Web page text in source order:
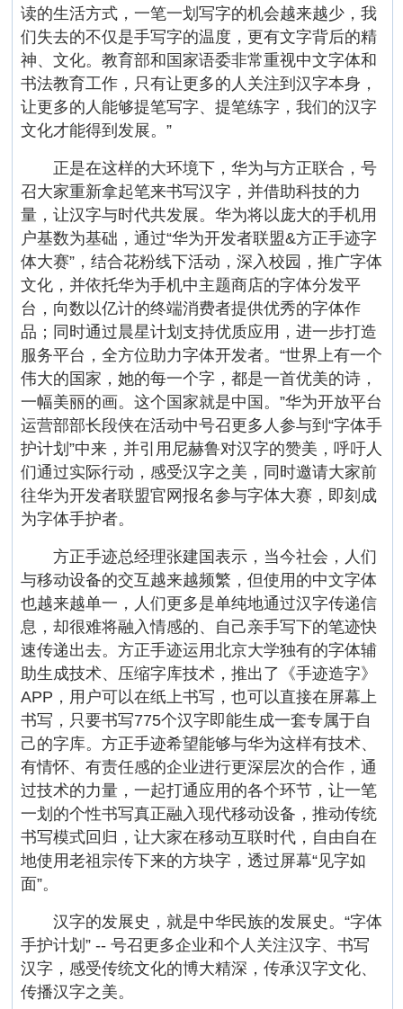
读的生活方式，一笔一划写字的机会越来越少，我
们失去的不仅是手写字的温度，更有文字背后的精
神、文化。教育部和国家语委非常重视中文字体和
书法教育工作，只有让更多的人关注到汉字本身，
让更多的人能够提笔写字、提笔练字，我们的汉字
文化才能得到发展。”
正是在这样的大环境下，华为与方正联合，号
召大家重新拿起笔来书写汉字，并借助科技的力
量，让汉字与时代共发展。华为将以庞大的手机用
户基数为基础，通过“华为开发者联盟&方正手迹字
体大赛”，结合花粉线下活动，深入校园，推广字体
文化，并依托华为手机中主题商店的字体分发平
台，向数以亿计的终端消费者提供优秀的字体作
品；同时通过晨星计划支持优质应用，进一步打造
服务平台，全方位助力字体开发者。“世界上有一个
伟大的国家，她的每一个字，都是一首优美的诗，
一幅美丽的画。这个国家就是中国。”华为开放平台
运营部部长段侠在活动中号召更多人参与到“字体手
护计划”中来，并引用尼赫鲁对汉字的赞美，呼吁人
们通过实际行动，感受汉字之美，同时邀请大家前
往华为开发者联盟官网报名参与字体大赛，即刻成
为字体手护者。
方正手迹总经理张建国表示，当今社会，人们
与移动设备的交互越来越频繁，但使用的中文字体
也越来越单一，人们更多是单纯地通过汉字传递信
息，却很难将融入情感的、自己亲手写下的笔迹快
速传递出去。方正手迹运用北京大学独有的字体辅
助生成技术、压缩字库技术，推出了《手迹造字》
APP，用户可以在纸上书写，也可以直接在屏幕上
书写，只要书写775个汉字即能生成一套专属于自
己的字库。方正手迹希望能够与华为这样有技术、
有情怀、有责任感的企业进行更深层次的合作，通
过技术的力量，一起打通应用的各个环节，让一笔
一划的个性书写真正融入现代移动设备，推动传统
书写模式回归，让大家在移动互联时代，自由自在
地使用老祖宗传下来的方块字，透过屏幕“见字如
面”。
汉字的发展史，就是中华民族的发展史。“字体
手护计划” -- 号召更多企业和个人关注汉字、书写
汉字，感受传统文化的博大精深，传承汉字文化、
传播汉字之美。